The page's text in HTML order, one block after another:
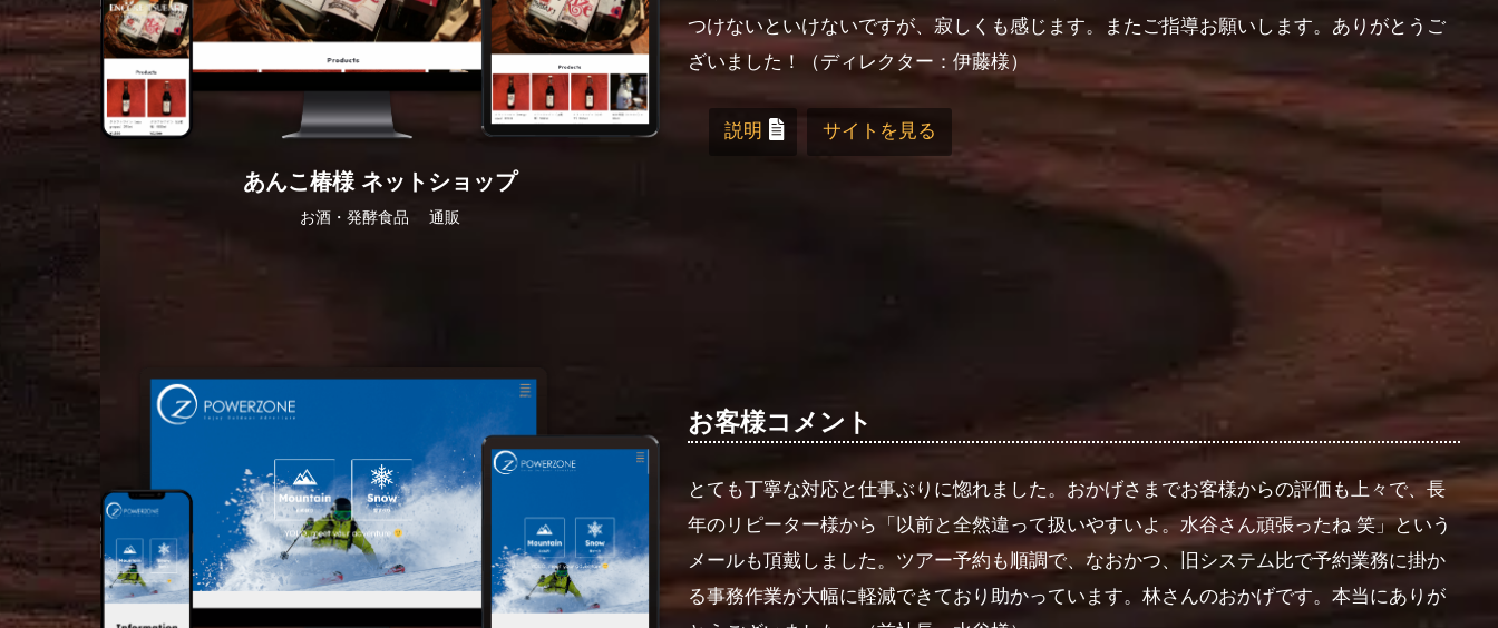
あんこ椿様 ネットショップ
お酒・発酵食品 通販
つけないといけないですが、寂しくも感じます。またご指導お願いします。ありがとうご
ざいました！
（ディレクター：伊藤様）
説明 サイトを見る
お客様コメント
とても丁寧な対応と仕事ぶりに惚れました。おかげさまでお客様からの評価も上々で、長
年のリピーター様から「以前と全然違って扱いやすいよ。水谷さん頑張ったね 笑」という
メールも頂戴しました。ツアー予約も順調で、なおかつ、旧システム比で予約業務に掛か
る事務作業が大幅に軽減できており助かっています。林さんのおかげです。本当にありが